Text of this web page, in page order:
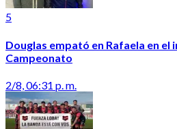
5
Douglas empató en Rafaela en el
Campeonato
2/8, 06:31 p. m.